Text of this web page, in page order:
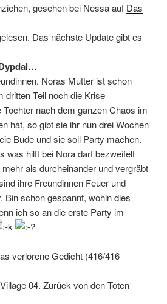
gesehen bei Nessa auf Das
Das nächste Update gibt es
Noras Mutter ist schon
dritten Teil noch die Krise
nach dem ganzen Chaos im
hat, so gibt sie ihr nun drei Wochen
Bude und sie soll Party machen.
was hilft bei Nora darf bezweifelt
als durcheinander und vergräbt
ihre Freundinnen Feuer und
Bin schon gespannt, wohin dies
ich so an die erste Party im
verlorene Gedicht (416/416
04. Zurück von den Toten